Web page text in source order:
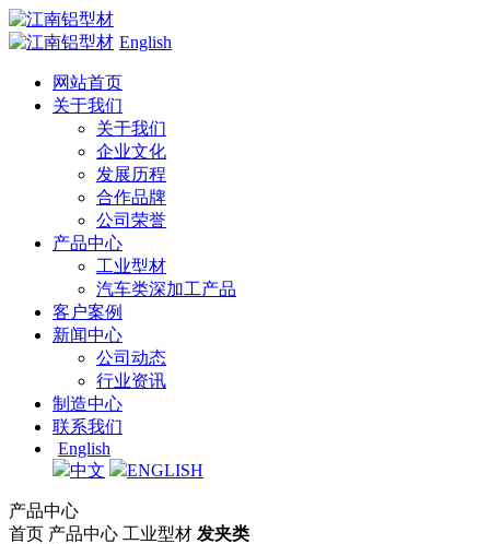
English
网站首页
关于我们
关于我们
企业文化
发展历程
合作品牌
公司荣誉
产品中心
工业型材
汽车类深加工产品
客户案例
新闻中心
公司动态
行业资讯
制造中心
联系我们
English
中文
ENGLISH
产品中心
首页 产品中心 工业型材 发夹类